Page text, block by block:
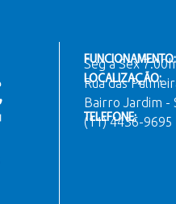
FUNCIONAMENTO:
Seg a Sex
LOCALIZAÇÃO:
Rua das
Bairro Jardim -
TELEFONE:
(11) 4436-9695